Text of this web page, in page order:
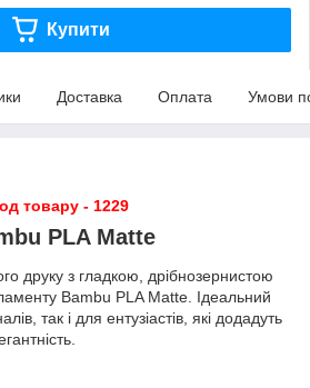
Купити
Доставка Оплата Умови
товару - 1229
PLA Matte
друку з гладкою, дрібнозернистою
Bambu PLA Matte. Ідеальний
так і для ентузіастів, які додадуть